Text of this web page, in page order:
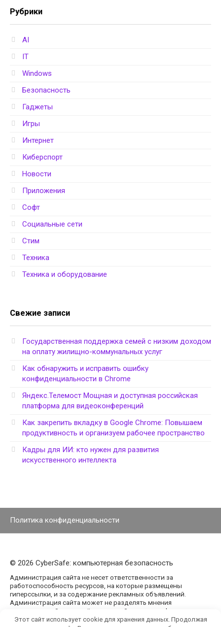
Рубрики
AI
IT
Windows
Безопасность
Гаджеты
Игры
Интернет
Киберспорт
Новости
Приложения
Софт
Социальные сети
Стим
Техника
Техника и оборудование
Свежие записи
Государственная поддержка семей с низким доходом
на оплату жилищно-коммунальных услуг
Как обнаружить и исправить ошибку
конфиденциальности в Chrome
Яндекс.Телемост Мощная и доступная российская
платформа для видеоконференций
Как закрепить вкладку в Google Chrome: Повышаем
продуктивность и организуем рабочее пространство
Кадры для ИИ: кто нужен для развития
искусственного интеллекта
Политика конфиденциальности
© 2026 CyberSafe: компьютерная безопасность
Администрация сайта не несет ответственности за
работоспособность ресурсов, на которые размещены
гиперссылки, и за содержание рекламных объявлений.
Администрация сайта может не разделять мнения
авторов статей, размещённых на сайте agencypark.ru.
Этот сайт использует cookie для хранения данных. Продолжая